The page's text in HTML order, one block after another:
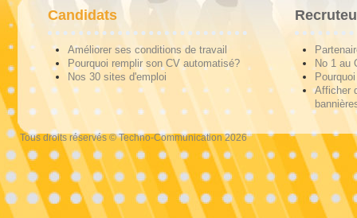
Candidats
Améliorer ses conditions de travail
Pourquoi remplir son CV automatisé?
Nos 30 sites d'emploi
No 1 au
Afficher
Tous droits réservés © Techno-Communication 2026